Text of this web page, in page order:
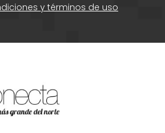
y términos de uso